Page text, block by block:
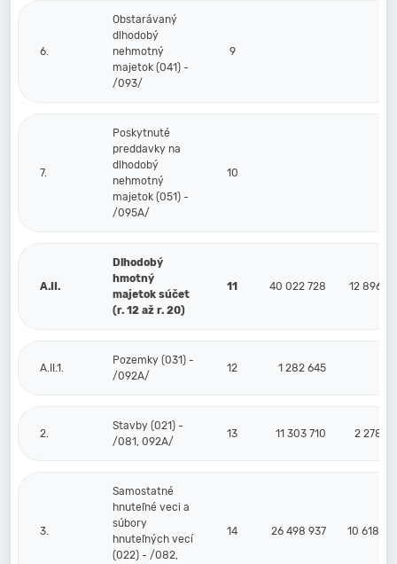
6.
Obstarávaný
dlhodobý
nehmotný
majetok (041) -
/093/
9
7.
Poskytnuté
preddavky na
dlhodobý
nehmotný
majetok (051) -
/095A/
10
A.II.
Dlhodobý
hmotný
majetok súčet
(r. 12 až r. 20)
11 40 022 728 12 896
A.II.1.
Pozemky (031) -
/092A/
12 1 282 645
2.
Stavby (021) -
/081, 092A/
13 11 303 710 2 278
3.
Samostatné
hnuteľné veci a
súbory
hnuteľných vecí
(022) - /082,
14 26 498 937 10 618